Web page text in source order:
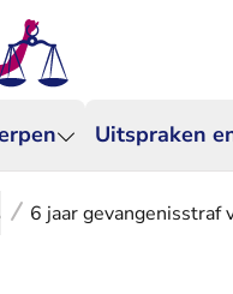
Uitspraken
6 jaar